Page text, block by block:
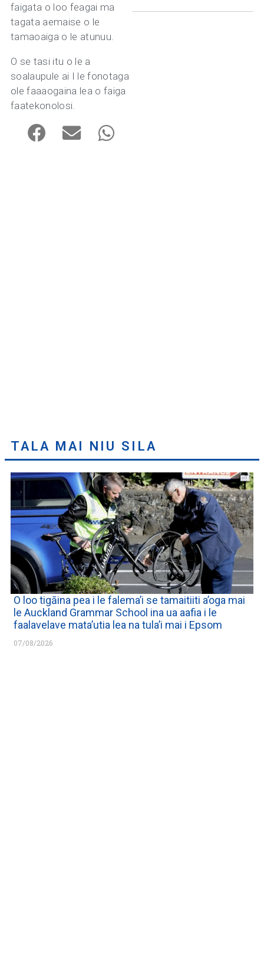
faigata o loo feagai ma
tagata aemaise o le
tamaoaiga o le atunuu.
O se tasi itu o le a
soalaupule ai I le fonotaga
ole faaaogaina lea o faiga
faatekonolosi.
TALA MAI NIU SILA
O loo tigāina pea i le falema’i se tamaitiiti a’oga mai
le Auckland Grammar School ina ua aafia i le
faalavelave mata’utia lea na tula’i mai i Epsom
07/08/2026